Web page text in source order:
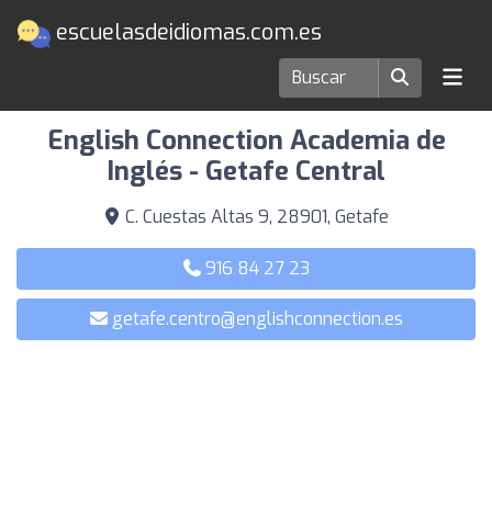
escuelasdeidiomas.com.es
Escuelas de idiomas en Getafe
English Connection Academia de
Inglés - Getafe Central
C. Cuestas Altas 9, 28901, Getafe
916 84 27 23
getafe.centro@englishconnection.es